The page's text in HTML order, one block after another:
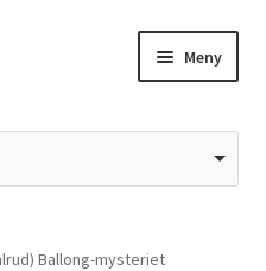
Meny
Ballong-mysteriet